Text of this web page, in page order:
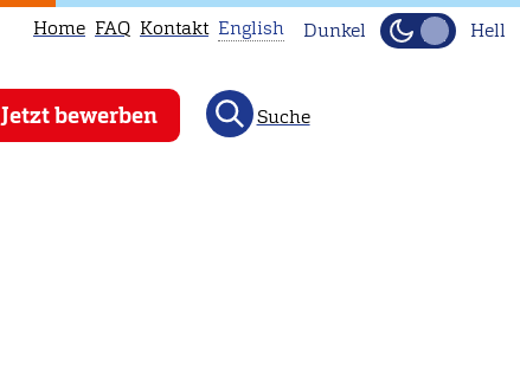
Home FAQ Kontakt
This
page
English Dunkel Hell
Jetzt bewerben Suche